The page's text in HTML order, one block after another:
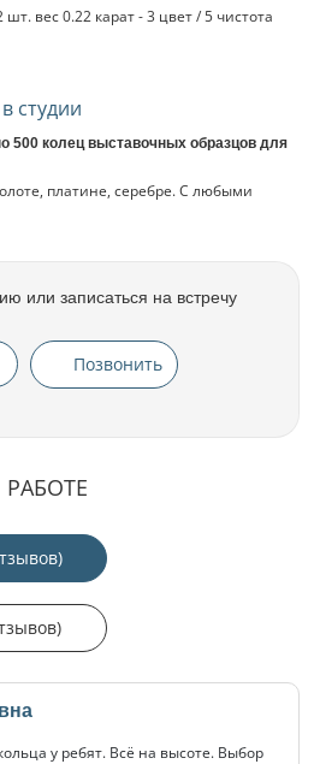
вес 0.22 карат - 3 цвет / 5 чистота
студии
500 колец выставочных образцов для
платине, серебре. С любыми
или записаться на встречу
Позвонить
у ребят. Всё на высоте. Выбор